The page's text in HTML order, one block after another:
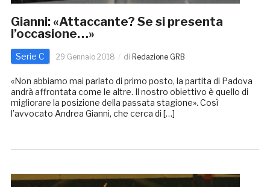
Gianni: «Attaccante? Se si presenta
l’occasione…»
Serie C 29 Gennaio 2018 di Redazione GRB
«Non abbiamo mai parlato di primo posto, la partita di Padova
andrà affrontata come le altre. Il nostro obiettivo è quello di
migliorare la posizione della passata stagione». Così
l’avvocato Andrea Gianni, che cerca di […]